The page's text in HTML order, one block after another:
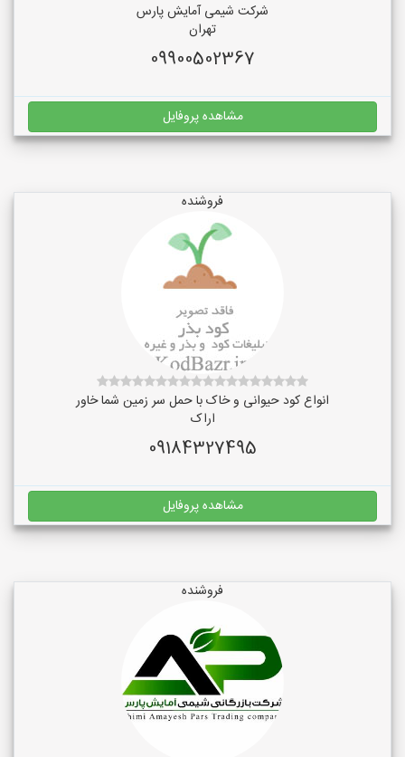
شرکت شیمی آمایش پارس
تهران
09900502367
مشاهده پروفایل
فروشنده
انواع کود حیوانی و خاک با حمل سر زمین شما خاور
اراک
09184327495
مشاهده پروفایل
فروشنده